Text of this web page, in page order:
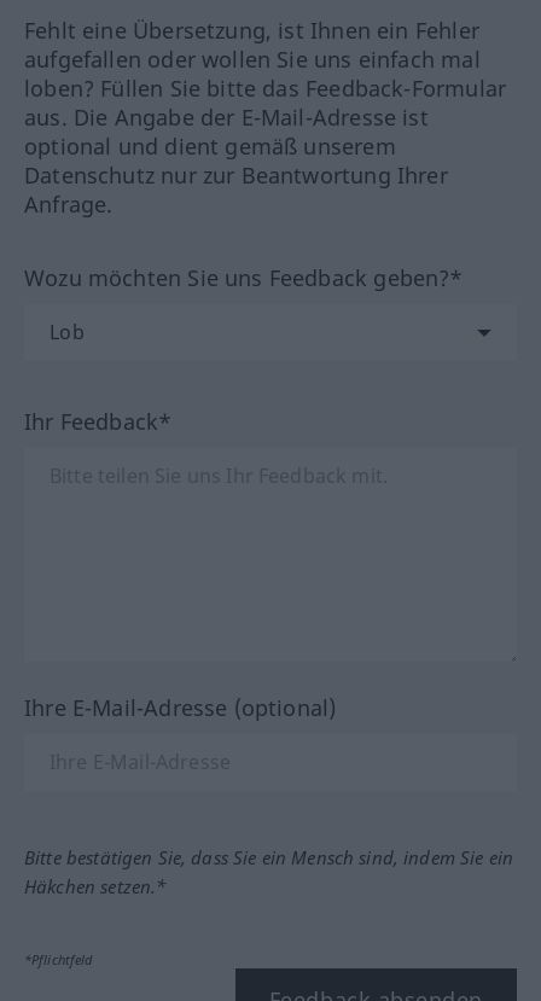
Fehlt eine Übersetzung, ist Ihnen ein Fehler
aufgefallen oder wollen Sie uns einfach mal
loben? Füllen Sie bitte das Feedback-Formular
aus. Die Angabe der E-Mail-Adresse ist
optional und dient gemäß unserem
Datenschutz nur zur Beantwortung Ihrer
Anfrage.
Wozu möchten Sie uns Feedback geben?*
Ihr Feedback*
Ihre E-Mail-Adresse (optional)
Bitte bestätigen Sie, dass Sie ein Mensch sind, indem Sie ein
Häkchen setzen.*
*Pflichtfeld